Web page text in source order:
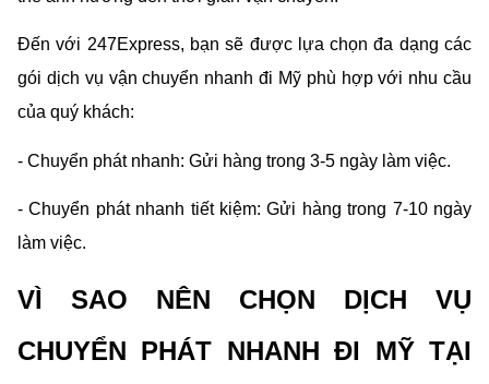
Đến với 247Express, bạn sẽ được lựa chọn đa dạng các
gói dịch vụ vận chuyển nhanh đi Mỹ phù hợp với nhu cầu
của quý khách:
- Chuyển phát nhanh: Gửi hàng trong 3-5 ngày làm việc.
- Chuyển phát nhanh tiết kiệm: Gửi hàng trong 7-10 ngày
làm việc.
VÌ SAO NÊN CHỌN DỊCH VỤ
CHUYỂN PHÁT NHANH ĐI MỸ TẠI